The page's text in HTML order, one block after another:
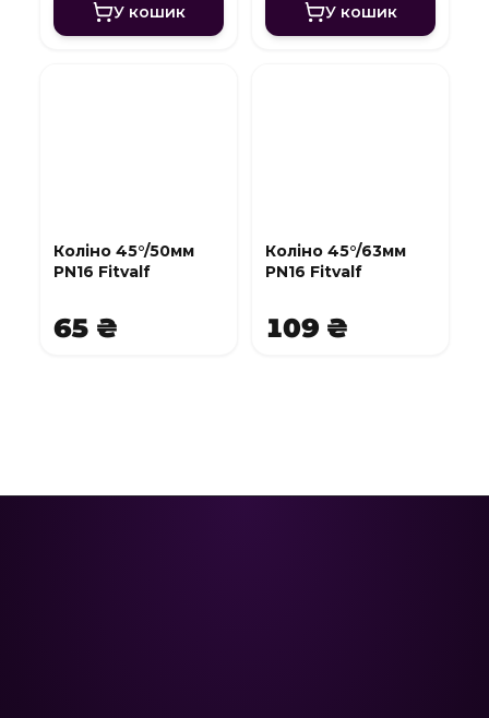
У кошик
У кошик
Коліно 45°/50мм
PN16 Fitvalf
65 ₴
Коліно 45°/63мм
PN16 Fitvalf
109 ₴